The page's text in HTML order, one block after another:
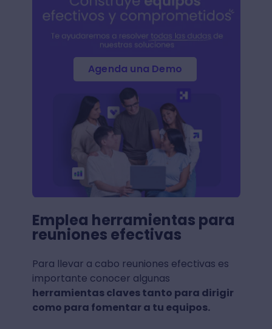
Agenda una Demo
Emplea herramientas para
reuniones efectivas
Para llevar a cabo reuniones efectivas es
importante conocer algunas
herramientas claves tanto para dirigir
como para fomentar a tu equipos.